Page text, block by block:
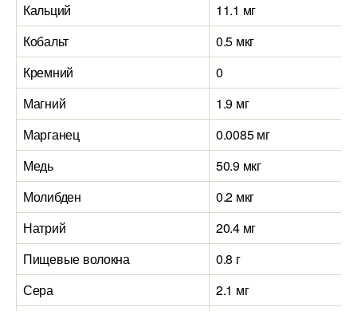
Кальций
11.1 мг
Кобальт
0.5 мкг
Кремний
0
Магний
1.9 мг
Марганец
0.0085 мг
Медь
50.9 мкг
Молибден
0.2 мкг
Натрий
20.4 мг
Пищевые волокна
0.8 г
Сера
2.1 мг